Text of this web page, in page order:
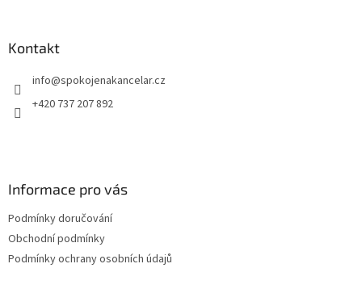
Kontakt
info@spokojenakancelar.cz
+420 737 207 892
Informace pro vás
Podmínky doručování
Obchodní podmínky
Podmínky ochrany osobních údajů